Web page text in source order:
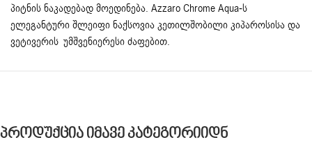
პიტნის ნაკადებად მოედინება. Azzaro Chrome Aqua-ს
ელეგანტური შლეიფი ნაქსოვია კეთილშობილი კიპაროსისა და
ვეტივერის უმშვენიერესი ძაფებით.
Პროდუქცია Იმავე Კატეგორიიდნ